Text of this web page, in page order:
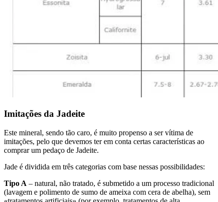
Imitações da Jadeite
Este mineral, sendo tão caro, é muito propenso a ser vítima de
imitações, pelo que devemos ter em conta certas características ao
comprar um pedaço de Jadeite.
Jade é dividida em três categorias com base nessas possibilidades:
Tipo A – natural, não tratado, é submetido a um processo tradicional
(lavagem e polimento de sumo de ameixa com cera de abelha), sem